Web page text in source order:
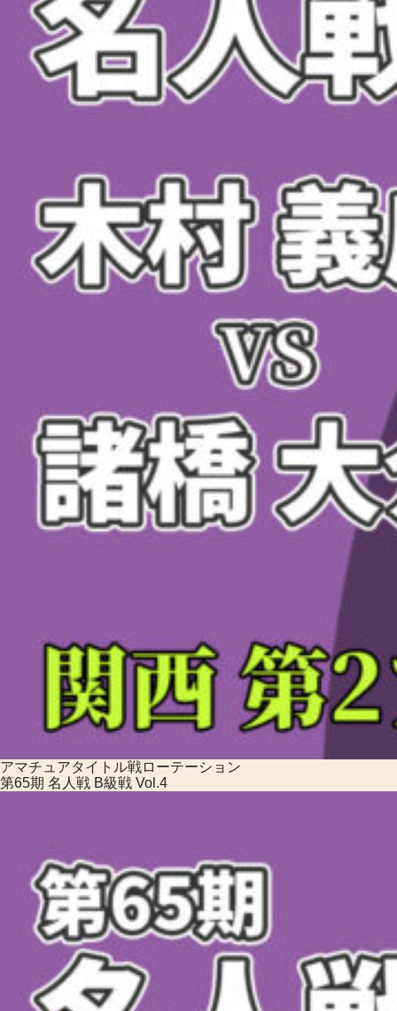
アマチュアタイトル戦ローテーション
第65期 名人戦 B級戦 Vol.4